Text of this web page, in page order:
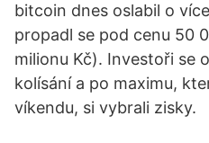
bitcoin dnes oslabil o
propadl se pod cenu 50
milionu Kč). Investoři se
kolísání a po maximu,
víkendu, si vybrali zisky.